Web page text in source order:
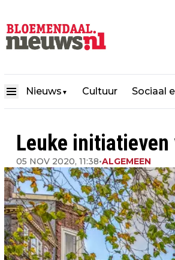
Nieuws ▼ Cultuur Sociaal
Leuke initiatieven
05 NOV 2020, 11:38•ALGEMEEN